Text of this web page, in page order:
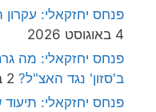
פנחס יחזקאלי: עקרון
4 באוגוסט 2026
פנחס יחזקאלי: מה
ב'סזון' נגד האצ"ל? 2 באוגוסט 2026
פנחס יחזקאלי: תיעוד